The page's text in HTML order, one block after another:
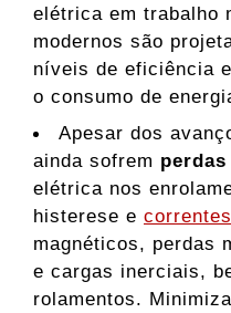
elétrica em trabalho
modernos são
níveis de eficiência
o consumo de
Apesar dos
ainda sofrem perdas
elétrica nos
histerese e
magnéticos, perdas
e cargas inerciais,
rolamentos.